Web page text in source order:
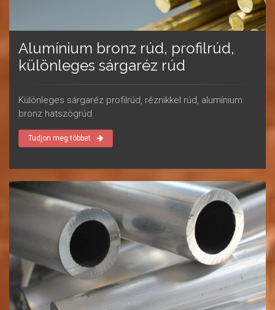
Alumínium bronz rúd, profilrúd,
különleges sárgaréz rúd
Különleges sárgaréz profilrúd, réznikkel rúd, alumínium
bronz hatszögrúd
Tudjon meg többet